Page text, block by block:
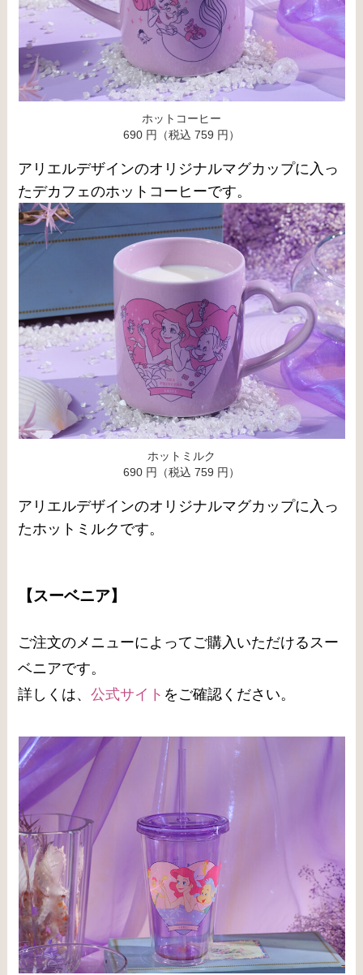
ホットコーヒー
690 円（税込 759 円）
アリエルデザインのオリジナルマグカップに入っ
たデカフェのホットコーヒーです。
ホットミルク
690 円（税込 759 円）
アリエルデザインのオリジナルマグカップに入っ
たホットミルクです。
【スーベニア】
ご注文のメニューによってご購入いただけるスー
ベニアです。
詳しくは、公式サイト をご確認ください。